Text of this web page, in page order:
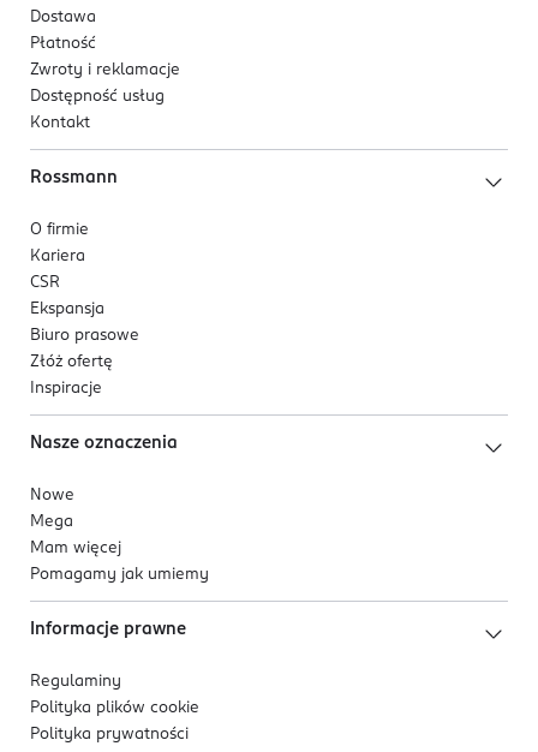
Dostawa
Płatność
Zwroty i reklamacje
Dostępność usług
Kontakt
Rossmann
O firmie
Kariera
CSR
Ekspansja
Biuro prasowe
Złóż ofertę
Inspiracje
Nasze oznaczenia
Nowe
Mega
Mam więcej
Pomagamy jak umiemy
Informacje prawne
Regulaminy
Polityka plików cookie
Polityka prywatności